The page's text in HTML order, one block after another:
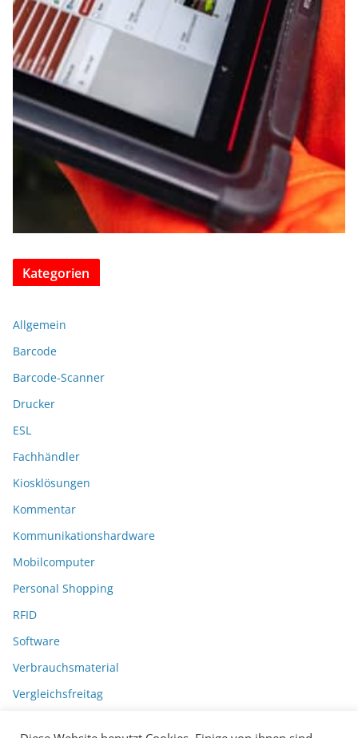
Kategorien
Allgemein
Barcode
Barcode-Scanner
Drucker
ESL
Fachhändler
Kiosklösungen
Kommentar
Kommunikationshardware
Mobilcomputer
Personal Shopping
RFID
Software
Verbrauchsmaterial
Vergleichsfreitag